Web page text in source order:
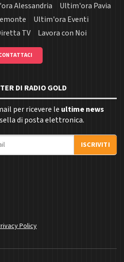
Alessandria
Ultim'ora Pavia
Ultim'ora Eventi
TV Lavora con Noi
DI RADIO GOLD
per ricevere le ultime news
di posta elettronica.
ISCRIVITI
Policy